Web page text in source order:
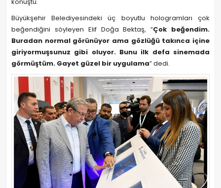
Büyükşehir Belediyesindeki üç boyutlu hologramları çok
beğendiğini söyleyen Elif Doğa Bektaş, “Çok beğendim.
Buradan normal görünüyor ama gözlüğü takınca içine
giriyormuşsunuz gibi oluyor. Bunu ilk defa sinemada
görmüştüm. Gayet güzel bir uygulama” dedi.